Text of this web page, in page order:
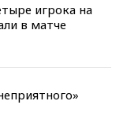
игрока на
в матче